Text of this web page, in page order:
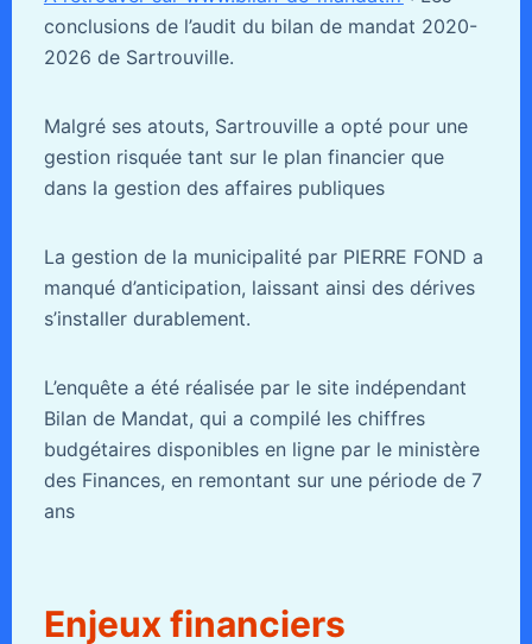
conclusions de l’audit du bilan de mandat 2020-
2026 de Sartrouville.
Malgré ses atouts, Sartrouville a opté pour une
gestion risquée tant sur le plan financier que
dans la gestion des affaires publiques
La gestion de la municipalité par PIERRE FOND a
manqué d’anticipation, laissant ainsi des dérives
s’installer durablement.
L’enquête a été réalisée par le site indépendant
Bilan de Mandat, qui a compilé les chiffres
budgétaires disponibles en ligne par le ministère
des Finances, en remontant sur une période de 7
ans
Enjeux financiers